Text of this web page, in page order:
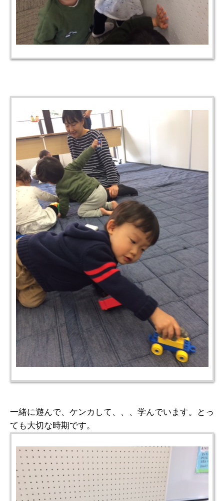
一緒に遊んで、ケンカして、、、学んでいます。とっ
ても大切な時期です。